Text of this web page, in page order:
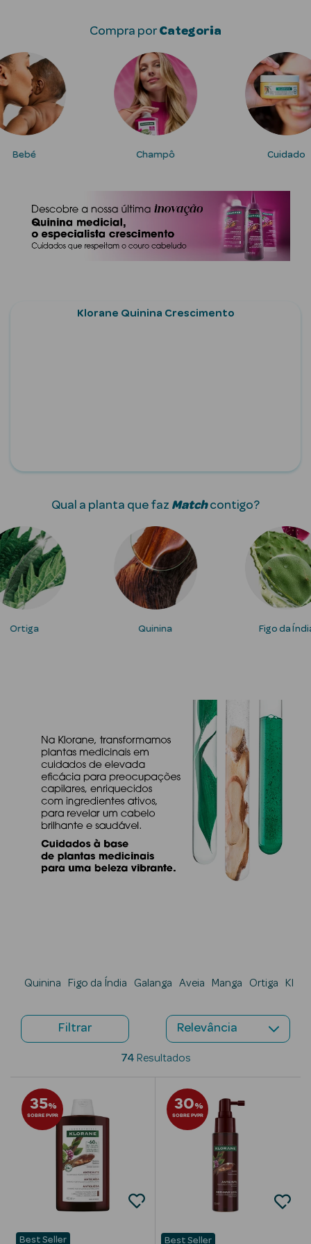
Acessórios
Hidratantes
Faciais
Lábios
Solares
Coffrets
Hidratantes
Banho
Desodorizantes
Refirmantes
Mãos
Ver Tudo
Protetores
Solares
Protetores
Solares de
Rosto
Protetores
Compra por Categoria
Bebé Champô Cuidado
Klorane Quinina Crescimento
Qual a planta que faz Matchcontigo?
Ortiga Quinina Figo da
Quinina Figo da Índia Galanga Aveia Manga Ortiga
Filtrar
74 Resultados
35%
SOBRE PVPR
Best Seller
30%
SOBRE PVPR
Best Seller